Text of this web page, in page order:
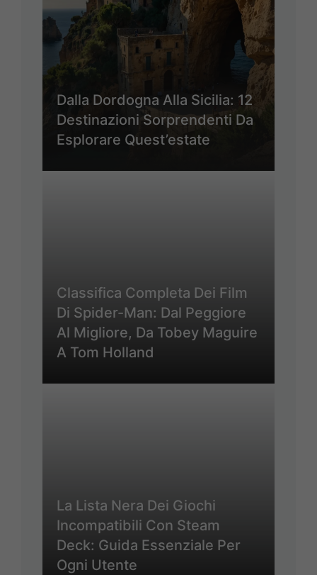
Dalla Dordogna Alla Sicilia: 12
Destinazioni Sorprendenti Da
Esplorare Quest’estate
Classifica Completa Dei Film
Di Spider-Man: Dal Peggiore
Al Migliore, Da Tobey Maguire
A Tom Holland
La Lista Nera Dei Giochi
Incompatibili Con Steam
Deck: Guida Essenziale Per
Ogni Utente